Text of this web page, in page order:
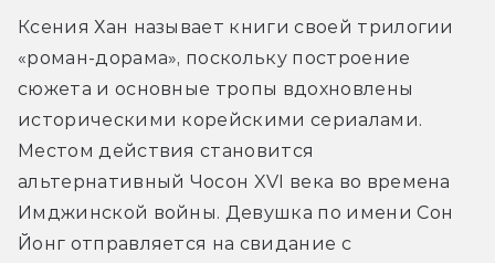
Ксения Хан называет книги своей трилогии
«роман-дорама», поскольку построение
сюжета и основные тропы вдохновлены
историческими корейскими сериалами.
Местом действия становится
альтернативный Чосон XVI века во времена
Имджинской войны. Девушка по имени Сон
Йонг отправляется на свидание с